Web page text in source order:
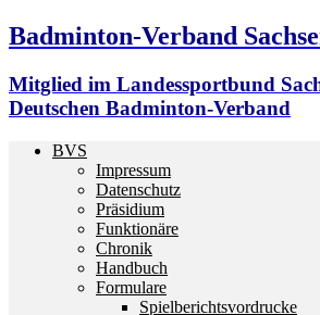
Badminton-Verband
Mitglied im Landessportbund
Deutschen Badminton-Verband
BVS
Impressum
Datenschutz
Präsidium
Funktionäre
Chronik
Handbuch
Formulare
Spielberichtsvordrucke